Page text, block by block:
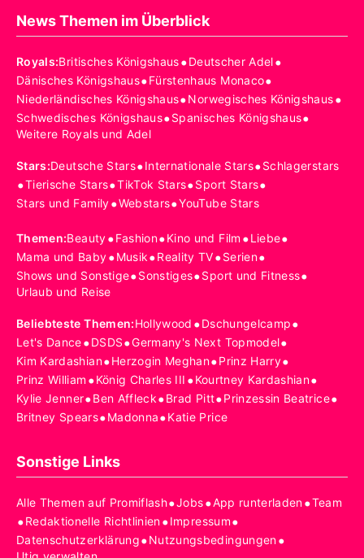
News Themen im Überblick
Royals:Britisches Königshaus•Deutscher Adel•
Dänisches Königshaus•Fürstenhaus Monaco•
Niederländisches Königshaus•Norwegisches Königshaus•
Schwedisches Königshaus•Spanisches Königshaus•
Weitere Royals und Adel
Stars:Deutsche Stars•Internationale Stars•Schlagerstars
•Tierische Stars•TikTok Stars•Sport Stars•
Stars und Family•Webstars•YouTube Stars
Themen:Beauty•Fashion•Kino und Film •Liebe•
Mama und Baby•Musik•Reality TV•Serien•
Shows und Sonstige•Sonstiges•Sport und Fitness•
Urlaub und Reise
Beliebteste Themen:Hollywood •Dschungelcamp•
Let's Dance•DSDS•Germany's Next Topmodel•
Kim Kardashian•Herzogin Meghan•Prinz Harry•
Prinz William •König Charles III •Kourtney Kardashian•
Kylie Jenner•Ben Affleck•Brad Pitt•Prinzessin Beatrice•
Britney Spears•Madonna•Katie Price
Sonstige Links
Alle Themen auf Promiflash•Jobs•App runterladen•Team
•Redaktionelle Richtlinien•Impressum•
Datenschutzerklärung•Nutzungsbedingungen•